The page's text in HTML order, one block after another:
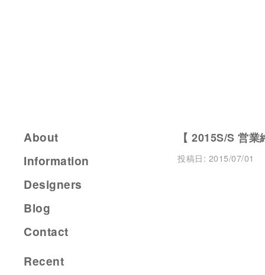
【 2015S/S 営
投稿日: 2015/07/01
About
Information
Designers
Blog
Contact
Recent